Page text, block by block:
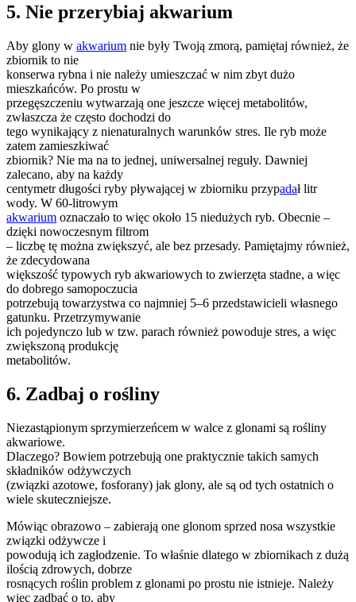
5. Nie przerybiaj akwarium
Aby glony w akwarium nie były Twoją zmorą, pamiętaj również, że
zbiornik to nie
konserwa rybna i nie należy umieszczać w nim zbyt dużo
mieszkańców. Po prostu w
przegęszczeniu wytwarzają one jeszcze więcej metabolitów,
zwłaszcza że często dochodzi do
tego wynikający z nienaturalnych warunków stres. Ile ryb może
zatem zamieszkiwać
zbiornik? Nie ma na to jednej, uniwersalnej reguły. Dawniej
zalecano, aby na każdy
centymetr długości ryby pływającej w zbiorniku przypadał litr
wody. W 60-litrowym
akwarium oznaczało to więc około 15 niedużych ryb. Obecnie –
dzięki nowoczesnym filtrom
– liczbę tę można zwiększyć, ale bez przesady. Pamiętajmy również,
że zdecydowana
większość typowych ryb akwariowych to zwierzęta stadne, a więc
do dobrego samopoczucia
potrzebują towarzystwa co najmniej 5–6 przedstawicieli własnego
gatunku. Przetrzymywanie
ich pojedynczo lub w tzw. parach również powoduje stres, a więc
zwiększoną produkcję
metabolitów.
6. Zadbaj o rośliny
Niezastąpionym sprzymierzeńcem w walce z glonami są rośliny
akwariowe.
Dlaczego? Bowiem potrzebują one praktycznie takich samych
składników odżywczych
(związki azotowe, fosforany) jak glony, ale są od tych ostatnich o
wiele skuteczniejsze.
Mówiąc obrazowo – zabierają one glonom sprzed nosa wszystkie
związki odżywcze i
powodują ich zagłodzenie. To właśnie dlatego w zbiornikach z dużą
ilością zdrowych, dobrze
rosnących roślin problem z glonami po prostu nie istnieje. Należy
więc zadbać o to, aby